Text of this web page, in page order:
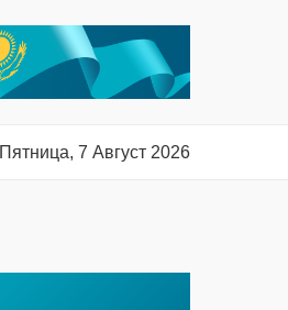
Пятница, 7 Август 2026